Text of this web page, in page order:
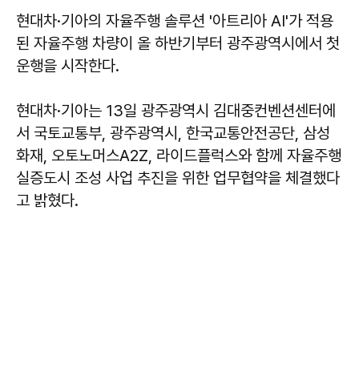
현대차·기아의 자율주행 솔루션 '아트리아 AI'가 적용
된 자율주행 차량이 올 하반기부터 광주광역시에서 첫
운행을 시작한다.
현대차·기아는 13일 광주광역시 김대중컨벤션센터에
서 국토교통부, 광주광역시, 한국교통안전공단, 삼성
화재, 오토노머스A2Z, 라이드플럭스와 함께 자율주행
실증도시 조성 사업 추진을 위한 업무협약을 체결했다
고 밝혔다.